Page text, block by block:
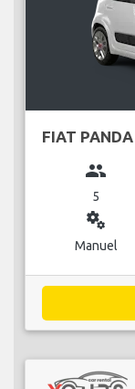
FIAT PANDA
group
5
miscellaneous_services
Manuel